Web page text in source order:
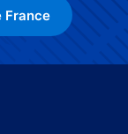
France